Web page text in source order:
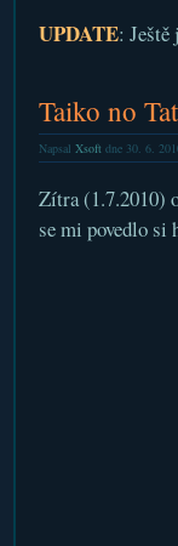
UPDATE: Ještě
Taiko no
Napsal Xsoftdne 30. 6.
Zítra (1.7.2010)
se mi povedlo si